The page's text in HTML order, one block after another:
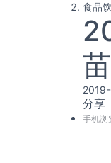
食品
分享
手机浏